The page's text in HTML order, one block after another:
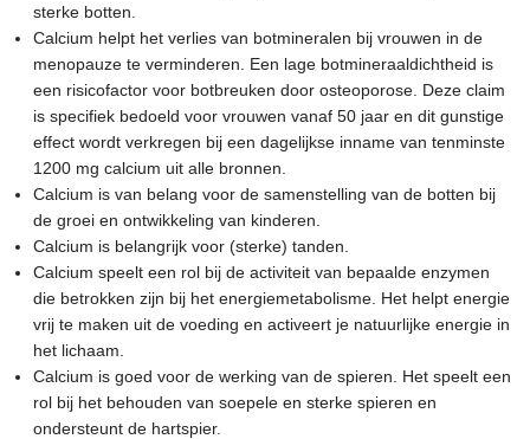
sterke botten.
Calcium helpt het verlies van botmineralen bij vrouwen in de
menopauze te verminderen. Een lage botmineraaldichtheid is
een risicofactor voor botbreuken door osteoporose. Deze claim
is specifiek bedoeld voor vrouwen vanaf 50 jaar en dit gunstige
effect wordt verkregen bij een dagelijkse inname van tenminste
1200 mg calcium uit alle bronnen.
Calcium is van belang voor de samenstelling van de botten bij
de groei en ontwikkeling van kinderen.
Calcium is belangrijk voor (sterke) tanden.
Calcium speelt een rol bij de activiteit van bepaalde enzymen
die betrokken zijn bij het energiemetabolisme. Het helpt energie
vrij te maken uit de voeding en activeert je natuurlijke energie in
het lichaam.
Calcium is goed voor de werking van de spieren. Het speelt een
rol bij het behouden van soepele en sterke spieren en
ondersteunt de hartspier.